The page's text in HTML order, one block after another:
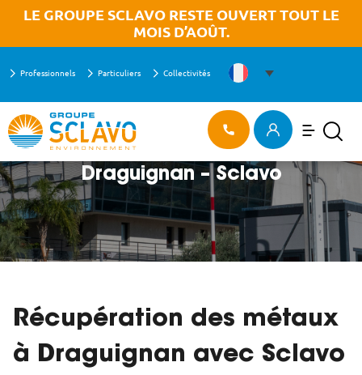
Aller à la recherche
Aller au texte
Aller au menu
LE GROUPE SCLAVO RESTE OUVERT TOUT LE
MOIS D’AOÛT.
Professionnels Particuliers Collectivités
Passer
au
contenu
Menu principal Menu
OK
ACCUEIL > RÉCUPÉRATION DES MÉTAUX À DRAGUIGNAN – SCLAVO
Récupération des métaux à
Draguignan – Sclavo
Récupération des métaux
à Draguignan avec Sclavo